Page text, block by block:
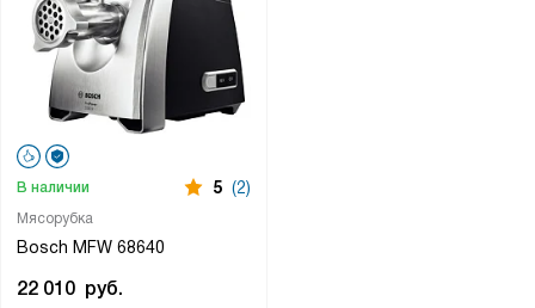
Мясорубка
Bosch MFW 68640
В наличии 5 (2)
22 010 руб.